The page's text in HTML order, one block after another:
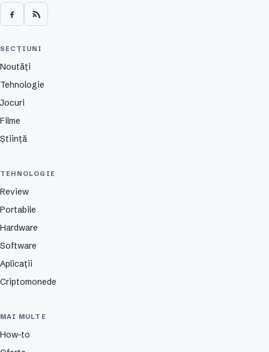
SECȚIUNI
Noutăți
Tehnologie
Jocuri
Filme
Știință
TEHNOLOGIE
Review
Portabile
Hardware
Software
Aplicații
Criptomonede
MAI MULTE
How-to